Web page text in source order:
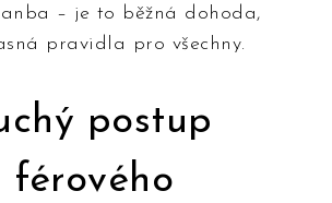
– je to běžná dohoda,
pravidla pro všechny.
postup
férového